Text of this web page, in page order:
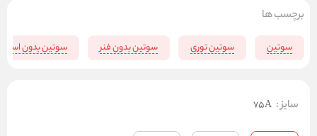
برچسب ها
سوتین سوتین توری سوتین بدون فنر سوتین بدون
سایز:
75A